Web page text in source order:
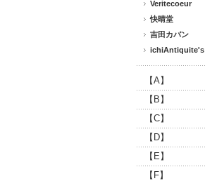
Veritecoeur
快晴堂
吉田カバン
ichiAntiquite's
【A】
【B】
【C】
【D】
【E】
【F】